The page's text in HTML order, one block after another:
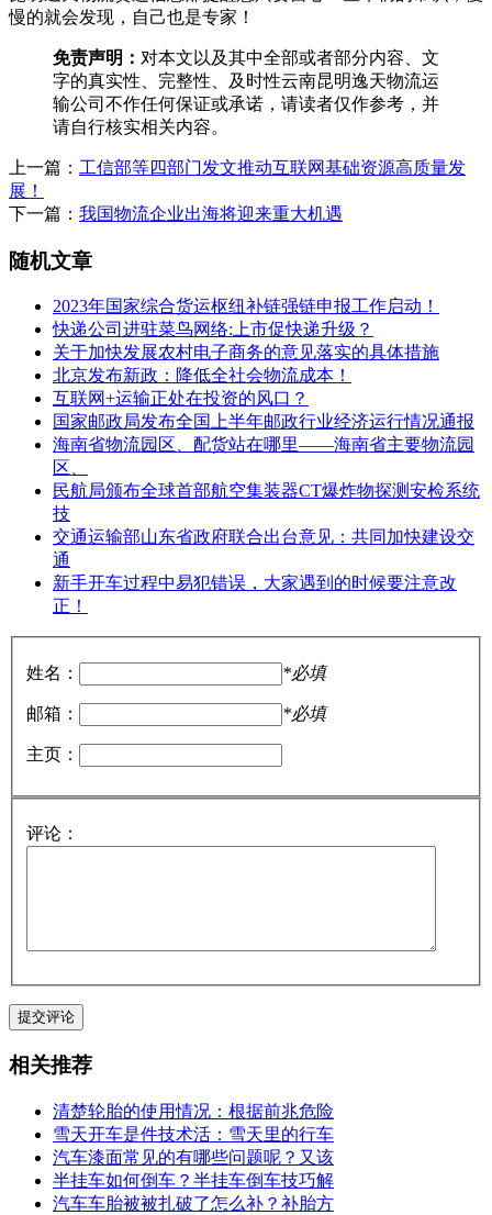
慢的就会发现，自己也是专家！
免责声明： 对本文以及其中全部或者部分内容、文
字的真实性、完整性、及时性云南昆明逸天物流运
输公司不作任何保证或承诺，请读者仅作参考，并
请自行核实相关内容。
上一篇： 工信部等四部门发文推动互联网基础资源高质量发
展！
下一篇： 我国物流企业出海将迎来重大机遇
随机文章
2023年国家综合货运枢纽补链强链申报工作启动！
快递公司进驻菜鸟网络:上市促快递升级？
关于加快发展农村电子商务的意见落实的具体措施
北京发布新政：降低全社会物流成本！
互联网+运输正处在投资的风口？
国家邮政局发布全国上半年邮政行业经济运行情况通报
海南省物流园区、配货站在哪里——海南省主要物流园
区、
民航局颁布全球首部航空集装器CT爆炸物探测安检系统
技
交通运输部山东省政府联合出台意见：共同加快建设交
通
新手开车过程中易犯错误，大家遇到的时候要注意改
正！
姓名： *必填
邮箱： *必填
主页：
评论：
相关推荐
清楚轮胎的使用情况：根据前兆危险
雪天开车是件技术活：雪天里的行车
汽车漆面常见的有哪些问题呢？又该
半挂车如何倒车？半挂车倒车技巧解
汽车车胎被被扎破了怎么补？补胎方